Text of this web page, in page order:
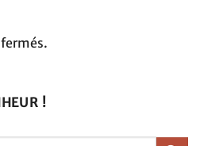
!